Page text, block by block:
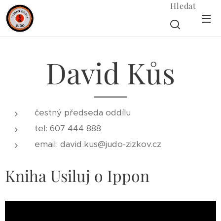
Hledat
David Kůs
čestný předseda oddílu
tel: 607 444 888
email: david.kus@judo-zizkov.cz
Kniha Usiluj o Ippon